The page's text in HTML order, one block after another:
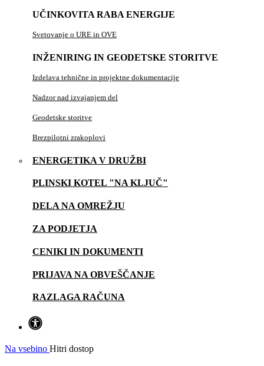
UČINKOVITA RABA ENERGIJE
Svetovanje o URE in OVE
INŽENIRING IN GEODETSKE STORITVE
Izdelava tehnične in projektne dokumentacije
Nadzor nad izvajanjem del
Geodetske storitve
Brezpilotni zrakoplovi
ENERGETIKA V DRUŽBI
PLINSKI KOTEL "NA KLJUČ"
DELA NA OMREŽJU
ZA PODJETJA
CENIKI IN DOKUMENTI
PRIJAVA NA OBVEŠČANJE
RAZLAGA RAČUNA
Na vsebino Hitri dostop